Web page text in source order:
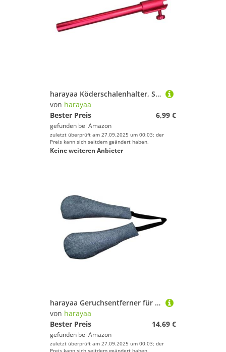
harayaa Köderschalenhalter, Stützrohr, Tragbares Mehrzweckzubehör, Köderboxhalter Aus Aluminiumlegierung für, Rot
von harayaa
Bester Preis
6,99 €
gefunden bei Amazon
zuletzt überprüft am 27.09.2025 um 00:03; der
Preis kann sich seitdem geändert haben.
Keine weiteren Anbieter
harayaa Geruchsentferner für Boxhandschuhe, Ausrüstung für Fußball- und Skihandschuhe
von harayaa
Bester Preis
14,69 €
gefunden bei Amazon
zuletzt überprüft am 27.09.2025 um 00:03; der
Preis kann sich seitdem geändert haben.